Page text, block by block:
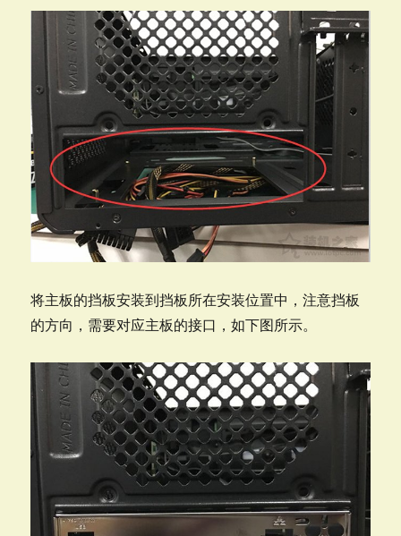
将主板的挡板安装到挡板所在安装位置中，注意挡板
的方向，需要对应主板的接口，如下图所示。